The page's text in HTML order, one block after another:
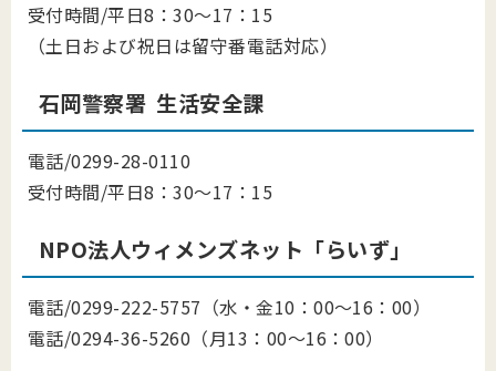
受付時間/平日8：30～17：15
（土日および祝日は留守番電話対応）
石岡警察署 生活安全課
電話/0299-28-0110
受付時間/平日8：30～17：15
NPO法人ウィメンズネット「らいず」
電話/0299-222-5757（水・金10：00～16：00）
電話/0294-36-5260（月13：00～16：00）